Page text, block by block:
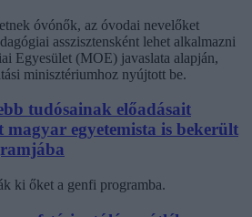
óvónők, az óvodai nevelőket
asszisztensként lehet alkalmazni
Egyesület (MOE) javaslata alapján,
minisztériumhoz nyújtott be.
tudósainak előadásait
egyetemista is bekerült
ki őket a genfi programba.